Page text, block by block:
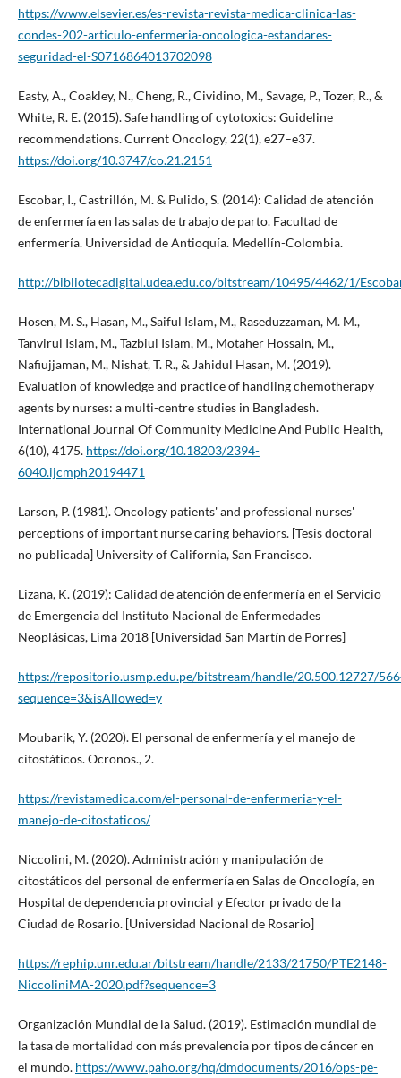
https://www.elsevier.es/es-revista-revista-medica-clinica-las-
condes-202-articulo-enfermeria-oncologica-estandares-
seguridad-el-S0716864013702098
Easty, A., Coakley, N., Cheng, R., Cividino, M., Savage, P., Tozer, R., &
White, R. E. (2015). Safe handling of cytotoxics: Guideline
recommendations. Current Oncology, 22(1), e27–e37.
https://doi.org/10.3747/co.21.2151
Escobar, I., Castrillón, M. & Pulido, S. (2014): Calidad de atención
de enfermería en las salas de trabajo de parto. Facultad de
enfermería. Universidad de Antioquía. Medellín-Colombia.
http://bibliotecadigital.udea.edu.co/bitstream/10495/4462/1/
Hosen, M. S., Hasan, M., Saiful Islam, M., Raseduzzaman, M. M.,
Tanvirul Islam, M., Tazbiul Islam, M., Motaher Hossain, M.,
Nafiujjaman, M., Nishat, T. R., & Jahidul Hasan, M. (2019).
Evaluation of knowledge and practice of handling chemotherapy
agents by nurses: a multi-centre studies in Bangladesh.
International Journal Of Community Medicine And Public Health,
6(10), 4175. https://doi.org/10.18203/2394-
6040.ijcmph20194471
Larson, P. (1981). Oncology patients' and professional nurses'
perceptions of important nurse caring behaviors. [Tesis doctoral
no publicada] University of California, San Francisco.
Lizana, K. (2019): Calidad de atención de enfermería en el Servicio
de Emergencia del Instituto Nacional de Enfermedades
Neoplásicas, Lima 2018 [Universidad San Martín de Porres]
https://repositorio.usmp.edu.pe/bitstream/handle/20.500.12727/
sequence=3&isAllowed=y
Moubarik, Y. (2020). El personal de enfermería y el manejo de
citostáticos. Ocronos., 2.
https://revistamedica.com/el-personal-de-enfermeria-y-el-
manejo-de-citostaticos/
Niccolini, M. (2020). Administración y manipulación de
citostáticos del personal de enfermería en Salas de Oncología, en
Hospital de dependencia provincial y Efector privado de la
Ciudad de Rosario. [Universidad Nacional de Rosario]
https://rephip.unr.edu.ar/bitstream/handle/2133/21750/PTE2148-
NiccoliniMA-2020.pdf?sequence=3
Organización Mundial de la Salud. (2019). Estimación mundial de
la tasa de mortalidad con más prevalencia por tipos de cáncer en
el mundo. https://www.paho.org/hq/dmdocuments/2016/ops-pe-